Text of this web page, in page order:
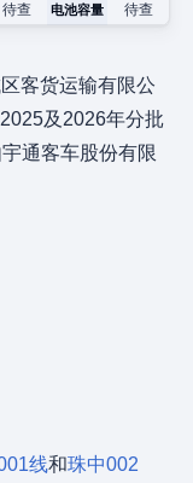
待查 电池容量 待查
客货运输有限公
及2026年分批
通客车股份有限
线和珠中002